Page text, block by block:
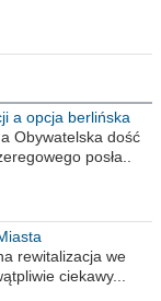
a opcja berlińska
Obywatelska dość
posła..
rewitalizacja we
ciekawy...